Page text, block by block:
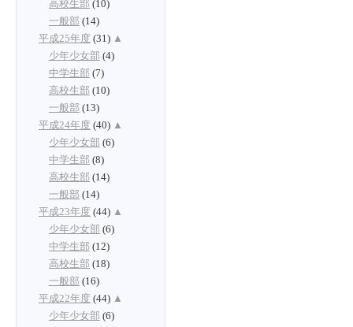
高校生部 (10)
一般部 (14)
平成25年度 (31) ▲
少年少女部 (4)
中学生部 (7)
高校生部 (10)
一般部 (13)
平成24年度 (40) ▲
少年少女部 (6)
中学生部 (8)
高校生部 (14)
一般部 (14)
平成23年度 (44) ▲
少年少女部 (6)
中学生部 (12)
高校生部 (18)
一般部 (16)
平成22年度 (44) ▲
少年少女部 (6)